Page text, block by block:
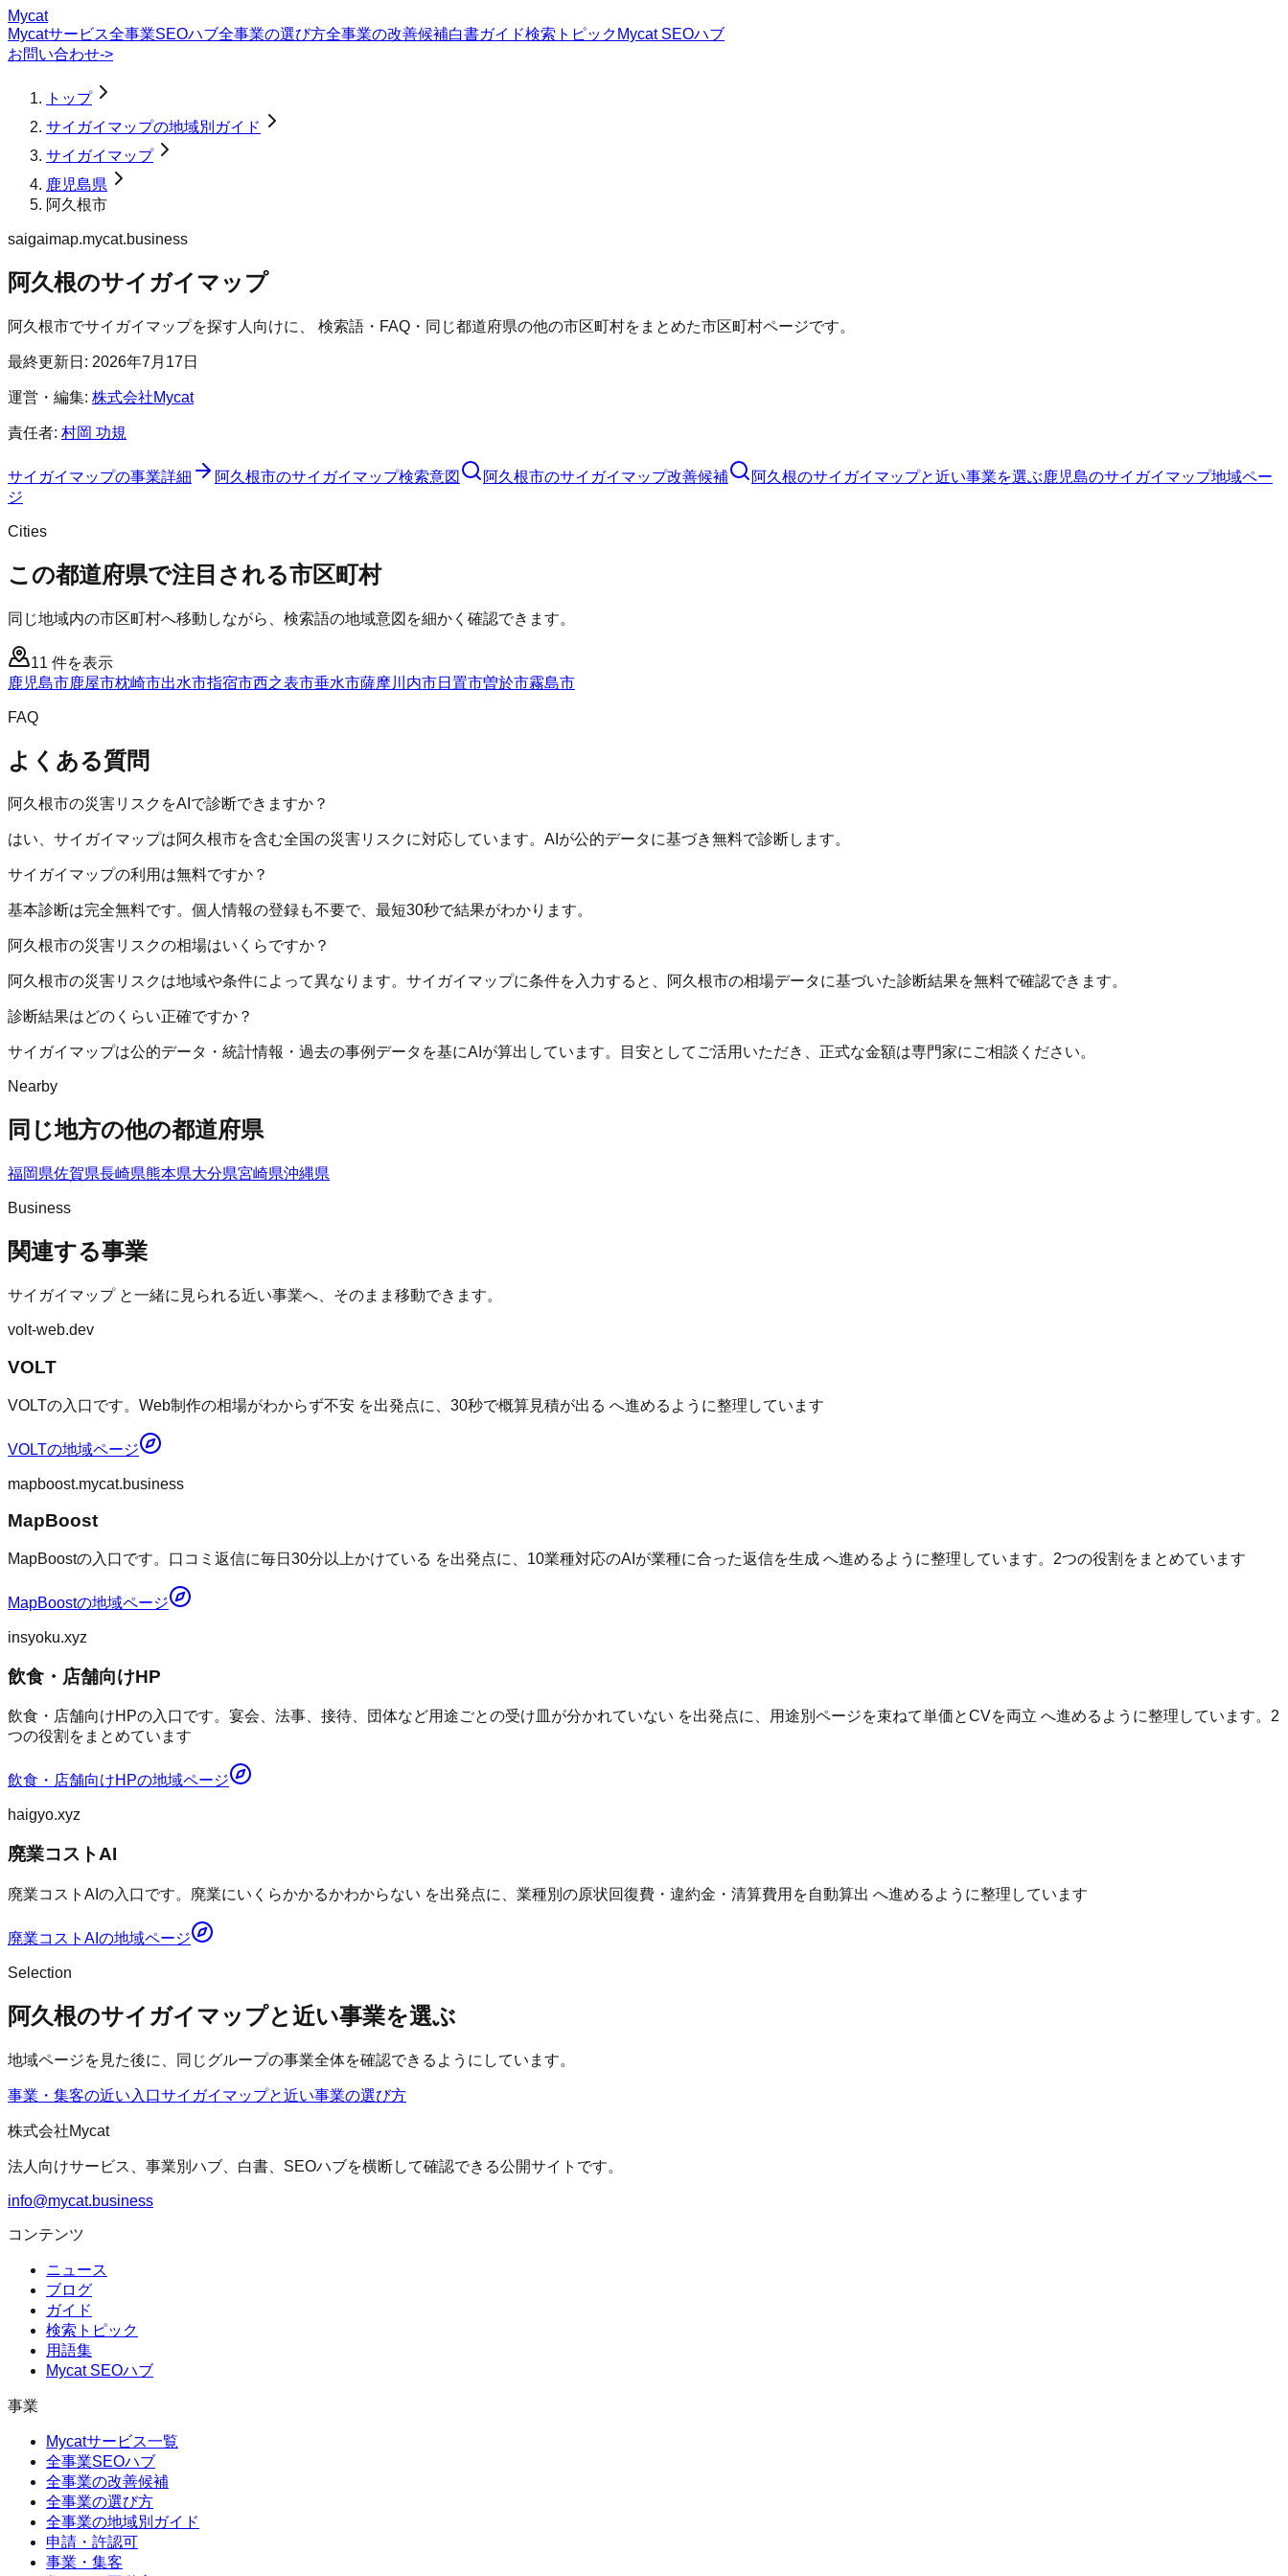
Mycat
Mycatサービス全事業SEOハブ全事業の選び方全事業の改善候補白書ガイド検索トピック Mycat SEOハブ
お問い合わせ->
トップ
サイガイマップの地域別ガイド
サイガイマップ
鹿児島県
阿久根市
saigaimap.mycat.business
阿久根のサイガイマップ
阿久根市でサイガイマップを探す人向けに、 検索語・FAQ・同じ都道府県の他の市区町村をまとめた市区町村ページです。
最終更新日: 2026年7月17日
運営・編集: 株式会社Mycat
責任者: 村岡 功規
サイガイマップの事業詳細 阿久根市のサイガイマップ検索意図 阿久根市のサイガイマップ改善候補 阿久根のサイガイマップと近い事業を選ぶ鹿児島のサイガイマップ地域ペー
ジ
Cities
この都道府県で注目される市区町村
同じ地域内の市区町村へ移動しながら、検索語の地域意図を細かく確認できます。
11 件を表示
鹿児島市鹿屋市枕崎市出水市指宿市西之表市垂水市薩摩川内市日置市曽於市霧島市
FAQ
よくある質問
阿久根市の災害リスクをAIで診断できますか？
はい、サイガイマップは阿久根市を含む全国の災害リスクに対応しています。AIが公的データに基づき無料で診断します。
サイガイマップの利用は無料ですか？
基本診断は完全無料です。個人情報の登録も不要で、最短30秒で結果がわかります。
阿久根市の災害リスクの相場はいくらですか？
阿久根市の災害リスクは地域や条件によって異なります。サイガイマップに条件を入力すると、阿久根市の相場データに基づいた診断結果を無料で確認できます。
診断結果はどのくらい正確ですか？
サイガイマップは公的データ・統計情報・過去の事例データを基にAIが算出しています。目安としてご活用いただき、正式な金額は専門家にご相談ください。
Nearby
同じ地方の他の都道府県
福岡県佐賀県長崎県熊本県大分県宮崎県沖縄県
Business
関連する事業
サイガイマップと一緒に見られる近い事業へ、そのまま移動できます。
volt-web.dev
VOLT
VOLTの入口です。Web制作の相場がわからず不安 を出発点に、30秒で概算見積が出る へ進めるように整理しています
VOLTの地域ページ
mapboost.mycat.business
MapBoost
MapBoostの入口です。口コミ返信に毎日30分以上かけている を出発点に、10業種対応のAIが業種に合った返信を生成 へ進めるように整理しています。2つの役割をまとめています
MapBoostの地域ページ
insyoku.xyz
飲食・店舗向けHP
飲食・店舗向けHPの入口です。宴会、法事、接待、団体など用途ごとの受け皿が分かれていない を出発点に、用途別ページを束ねて単価とCVを両立 へ進めるように整理しています。2
つの役割をまとめています
飲食・店舗向けHPの地域ページ
haigyo.xyz
廃業コストAI
廃業コストAIの入口です。廃業にいくらかかるかわからない を出発点に、業種別の原状回復費・違約金・清算費用を自動算出 へ進めるように整理しています
廃業コストAI の地域ページ
Selection
阿久根のサイガイマップと近い事業を選ぶ
地域ページを見た後に、同じグループの事業全体を確認できるようにしています。
事業・集客の近い入口サイガイマップと近い事業の選び方
株式会社Mycat
法人向けサービス、事業別ハブ、白書、SEOハブを横断して確認できる公開サイトです。
info@mycat.business
コンテンツ
ニュース
ブログ
ガイド
検索トピック
用語集
Mycat SEOハブ
事業
Mycatサービス一覧
全事業SEOハブ
全事業の改善候補
全事業の選び方
全事業の地域別ガイド
申請・許認可
事業・集客